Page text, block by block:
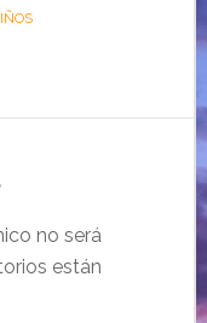
no será
están